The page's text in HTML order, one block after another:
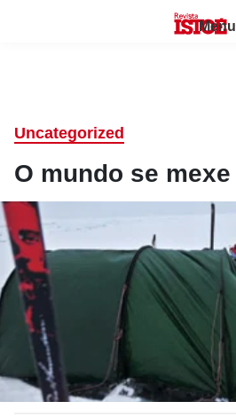
Menu
Uncategorized
O mundo se mexe